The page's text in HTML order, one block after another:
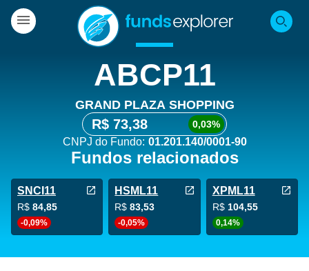
ABCP11
GRAND PLAZA SHOPPING
R$ 73,38 0,03%
CNPJ do Fundo: 01.201.140/0001-90
Fundos relacionados
SNCI11
R$ 84,85
-0,09%
HSML11
R$83,53
-0,05%
XPML11
R$ 104,55
0,14%